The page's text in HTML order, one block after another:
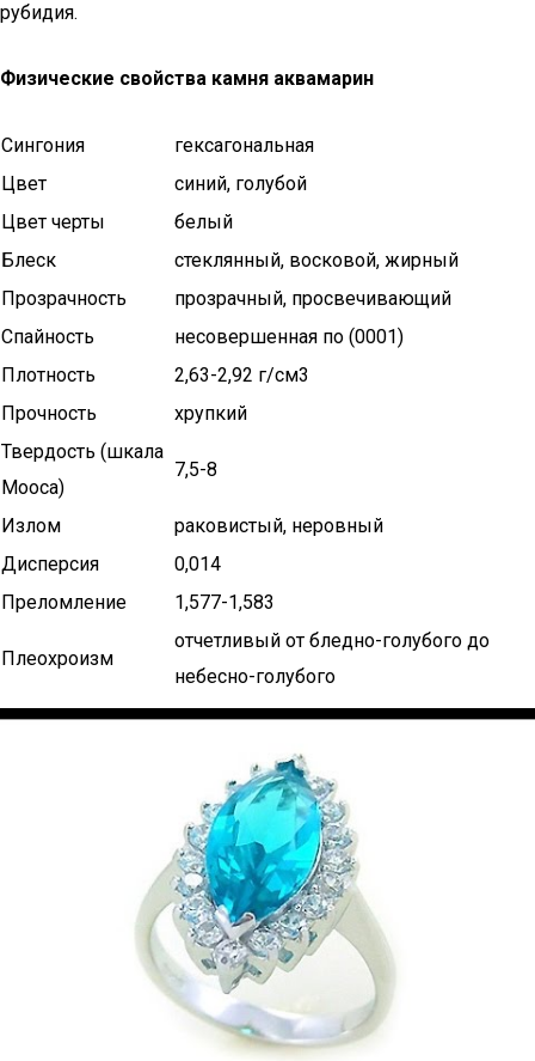
рубидия.
Физические свойства камня аквамарин
Сингония
гексагональная
Цвет
синий, голубой
Цвет черты
белый
Блеск
стеклянный, восковой, жирный
Прозрачность
прозрачный, просвечивающий
Спайность
несовершенная по (0001)
Плотность
2,63-2,92 г/см3
Прочность
хрупкий
Твердость (шкала
Мооса)
7,5-8
Излом
раковистый, неровный
Дисперсия
0,014
Преломление
1,577-1,583
Плеохроизм
отчетливый от бледно-голубого до
небесно-голубого